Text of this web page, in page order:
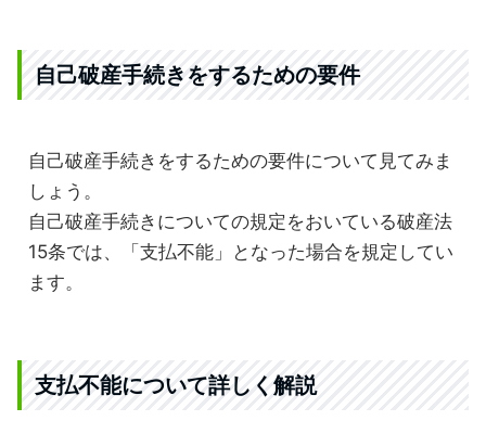
自己破産手続きをするための要件
自己破産手続きをするための要件について見てみま
しょう。
自己破産手続きについての規定をおいている破産法
15条では、「支払不能」となった場合を規定してい
ます。
支払不能について詳しく解説